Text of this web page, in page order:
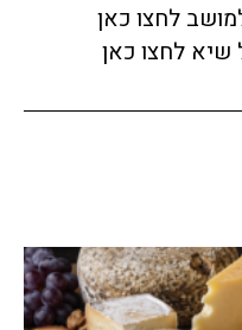
לחצו כאן
שיא לחצו כאן